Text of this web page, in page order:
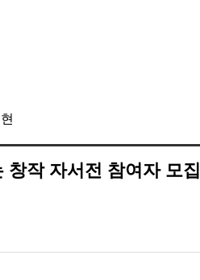
창작 자서전 참여자 모집